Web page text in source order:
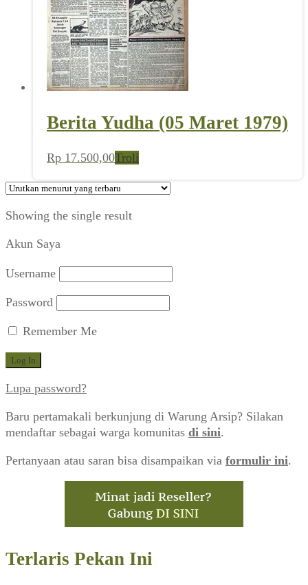
Berita Yudha (05 Maret 1979)
Rp 17.500,00Troli
Showing the single result
Akun Saya
Username
Password
Remember Me
Lupa password?
Baru pertamakali berkunjung di Warung Arsip? Silakan
mendaftar sebagai warga komunitas di sini.
Pertanyaan atau saran bisa disampaikan via formulir ini.
Terlaris Pekan Ini